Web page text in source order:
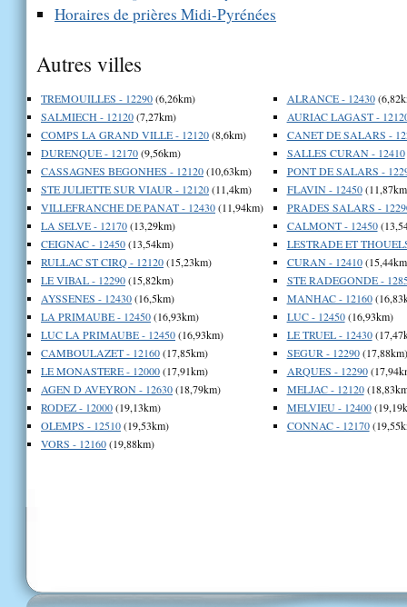
Horaires de prières Midi-Pyrénées
Autres villes
TREMOUILLES - 12290(6,26km)
SALMIECH - 12120(7,27km)
COMPS LA GRAND VILLE - 12120(8,6km)
DURENQUE - 12170(9,56km)
CASSAGNES BEGONHES - 12120(10,63km)
STE JULIETTE SUR VIAUR - 12120(11,4km)
VILLEFRANCHE DE PANAT - 12430(11,94km)
LA SELVE - 12170(13,29km)
CEIGNAC - 12450(13,54km)
RULLAC ST CIRQ - 12120(15,23km)
LE VIBAL - 12290(15,82km)
AYSSENES - 12430(16,5km)
LA PRIMAUBE - 12450(16,93km)
LUC LA PRIMAUBE - 12450(16,93km)
CAMBOULAZET - 12160(17,85km)
LE MONASTERE - 12000(17,91km)
AGEN D AVEYRON - 12630(18,79km)
RODEZ - 12000(19,13km)
OLEMPS - 12510(19,53km)
VORS - 12160(19,88km)
ALRANCE - 12430
AURIAC LAGAST -
CANET DE SALARS -
SALLES CURAN - 12410
PONT DE SALARS -
FLAVIN - 12450
PRADES SALARS -
CALMONT - 12450
LESTRADE ET
CURAN - 12410
STE RADEGONDE -
MANHAC - 12160
LUC - 12450(16,93km)
LE TRUEL - 12430
SEGUR - 12290(17,88km)
ARQUES - 12290
MELJAC - 12120
MELVIEU - 12400
CONNAC - 12170